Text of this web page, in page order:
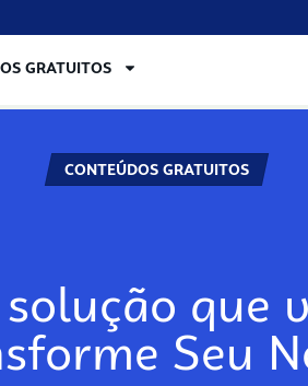
GRATUITOS
CONTEÚDOS GRATUITOS
que
Seu